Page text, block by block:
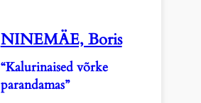
NINEMÄE, Boris
“Kalurinaised võrke
parandamas”